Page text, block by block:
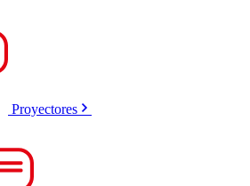
Proyectores